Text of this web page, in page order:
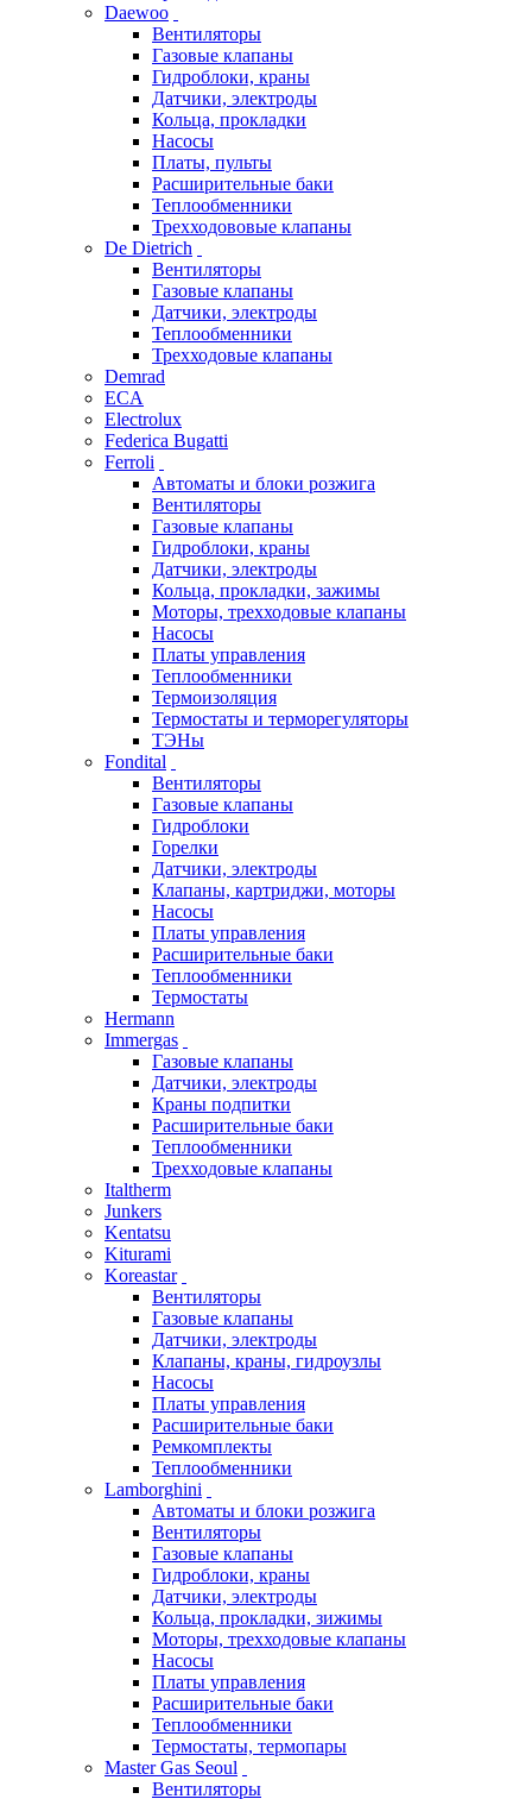
Daewoo
Вентиляторы
Газовые клапаны
Гидроблоки, краны
Датчики, электроды
Кольца, прокладки
Насосы
Платы, пульты
Расширительные баки
Теплообменники
Трехходововые клапаны
De Dietrich
Вентиляторы
Газовые клапаны
Датчики, электроды
Теплообменники
Трехходовые клапаны
Demrad
ECA
Electrolux
Federica Bugatti
Ferroli
Автоматы и блоки розжига
Вентиляторы
Газовые клапаны
Гидроблоки, краны
Датчики, электроды
Кольца, прокладки, зажимы
Моторы, трехходовые клапаны
Насосы
Платы управления
Теплообменники
Термоизоляция
Термостаты и терморегуляторы
ТЭНы
Fondital
Вентиляторы
Газовые клапаны
Гидроблоки
Горелки
Датчики, электроды
Клапаны, картриджи, моторы
Насосы
Платы управления
Расширительные баки
Теплообменники
Термостаты
Hermann
Immergas
Газовые клапаны
Датчики, электроды
Краны подпитки
Расширительные баки
Теплообменники
Трехходовые клапаны
Italtherm
Junkers
Kentatsu
Kiturami
Koreastar
Вентиляторы
Газовые клапаны
Датчики, электроды
Клапаны, краны, гидроузлы
Насосы
Платы управления
Расширительные баки
Ремкомплекты
Теплообменники
Lamborghini
Автоматы и блоки розжига
Вентиляторы
Газовые клапаны
Гидроблоки, краны
Датчики, электроды
Кольца, прокладки, зижимы
Моторы, трехходовые клапаны
Насосы
Платы управления
Расширительные баки
Теплообменники
Термостаты, термопары
Master Gas Seoul
Вентиляторы